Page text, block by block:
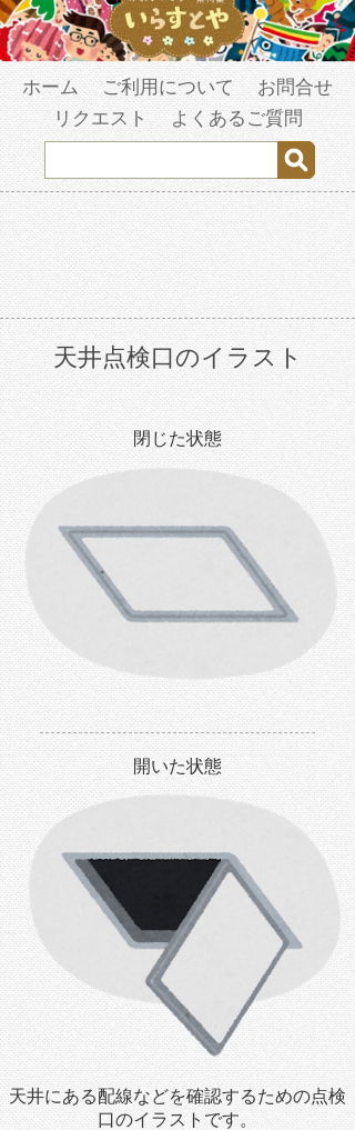
ホーム ご利用について
お問合せ
リクエスト
よくあるご質問
天井点検口のイラスト
閉じた状態
開いた状態
天井にある配線などを確認するための点検
口のイラストです。